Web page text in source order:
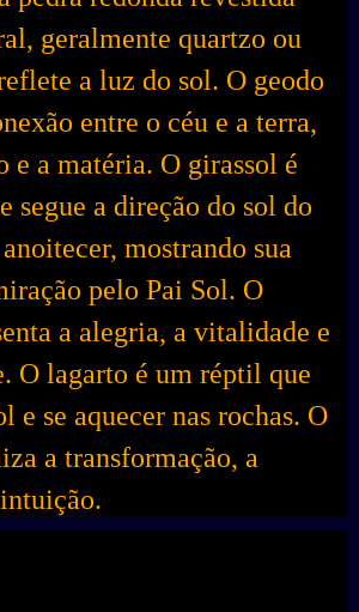
geralmente quartzo ou
a luz do sol. O geodo
entre o céu e a terra,
e a matéria. O girassol é
segue a direção do sol do
mostrando sua
pelo Pai Sol. O
a alegria, a vitalidade e
O lagarto é um réptil que
e se aquecer nas rochas. O
a transformação, a